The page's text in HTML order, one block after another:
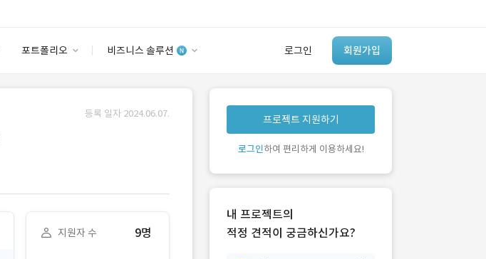
포트폴리오 비즈니스 솔루션 로그인 회원가입
안심 코드 케어
유사사례 검색 AI
‘이런 거’ 만들어본
개발 회사 있어?
등록 일자 2024.06.07.
지원자 수 9명
프로젝트 지원하기
로그인하여 편리하게 이용하세요!
내 프로젝트의
적정 견적이 궁금하신가요?